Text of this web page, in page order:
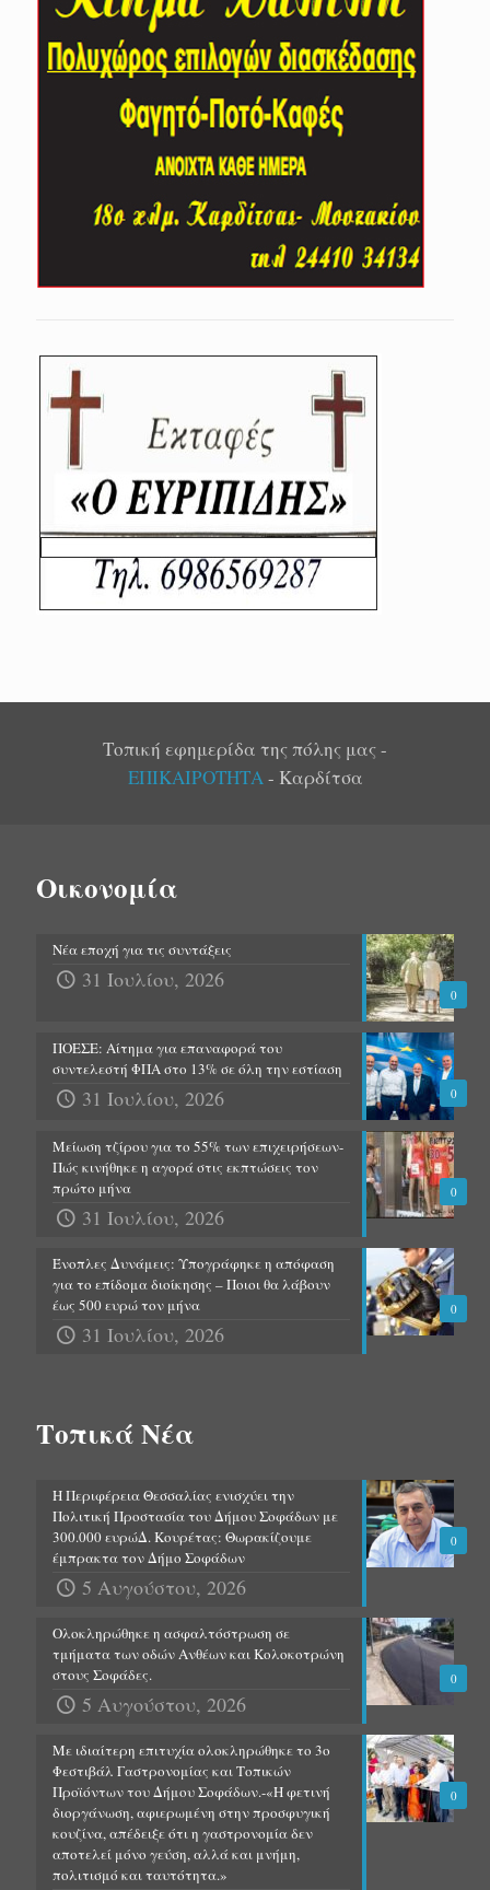
Τοπική εφημερίδα της πόλης μας -
ΕΠΙΚΑΙΡΟΤΗΤΑ- Καρδίτσα
Οικονομία
0
Νέα εποχή για τις συντάξεις
31 Ιουλίου, 2026
0
ΠΟΕΣΕ: Αίτημα για επαναφορά του
συντελεστή ΦΠΑ στο 13% σε όλη την εστίαση
31 Ιουλίου, 2026
0
Μείωση τζίρου για το 55% των επιχειρήσεων-
Πώς κινήθηκε η αγορά στις εκπτώσεις τον
πρώτο μήνα
31 Ιουλίου, 2026
0
Ένοπλες Δυνάμεις: Υπογράφηκε η απόφαση
για το επίδομα διοίκησης – Ποιοι θα λάβουν
έως 500 ευρώ τον μήνα
31 Ιουλίου, 2026
Τοπικά Νέα
0
Η Περιφέρεια Θεσσαλίας ενισχύει την
Πολιτική Προστασία του Δήμου Σοφάδων με
300.000 ευρώΔ. Κουρέτας: Θωρακίζουμε
έμπρακτα τον Δήμο Σοφάδων
5 Αυγούστου, 2026
0
Ολοκληρώθηκε η ασφαλτόστρωση σε
τμήματα των οδών Ανθέων και Κολοκοτρώνη
στους Σοφάδες.
5 Αυγούστου, 2026
0
Με ιδιαίτερη επιτυχία ολοκληρώθηκε το 3ο
Φεστιβάλ Γαστρονομίας και Τοπικών
Προϊόντων του Δήμου Σοφάδων.-«Η φετινή
διοργάνωση, αφιερωμένη στην προσφυγική
κουζίνα, απέδειξε ότι η γαστρονομία δεν
αποτελεί μόνο γεύση, αλλά και μνήμη,
πολιτισμό και ταυτότητα.»